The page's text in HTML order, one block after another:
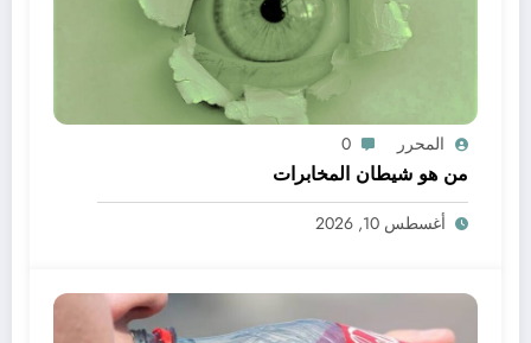
المحرر 0
من هو شيطان المخابرات
أغسطس 10, 2026